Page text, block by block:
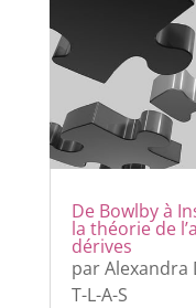
De Bowlby à
la théorie de
dérives
parAlexandra
T-L-A-S